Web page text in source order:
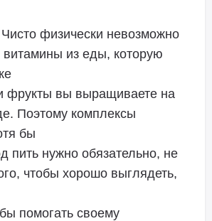
физически невозможно
витамины из еды, которую
фрукты вы выращиваете на
Поэтому комплексы
бы
пить нужно обязательно, не
чтобы хорошо выглядеть,
помогать своему